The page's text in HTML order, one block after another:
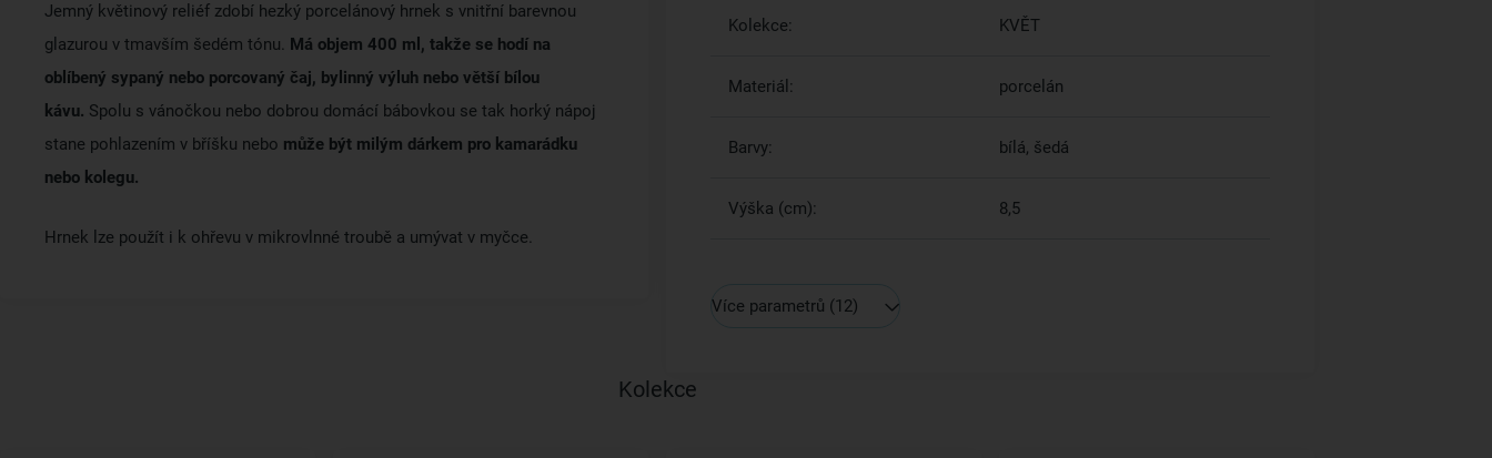
Jemný květinový reliéf zdobí hezký porcelánový hrnek s vnitřní barevnou
glazurou v tmavším šedém tónu. Má objem 400 ml, takže se hodí na
oblíbený sypaný nebo porcovaný čaj, bylinný výluh nebo větší bílou
kávu. Spolu s vánočkou nebo dobrou domácí bábovkou se tak horký nápoj
stane pohlazením v bříšku nebo může být milým dárkem pro kamarádku
nebo kolegu.
Hrnek lze použít i k ohřevu v mikrovlnné troubě a umývat v myčce.
Kolekce: KVĚT
Materiál: porcelán
Barvy: bílá, šedá
Výška (cm): 8,5
Více parametrů (12)
Kolekce